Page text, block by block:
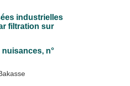
industrielles
filtration sur
nuisances, n°